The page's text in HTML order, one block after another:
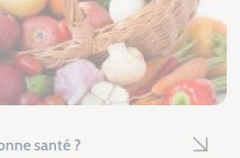
santé ? Lire